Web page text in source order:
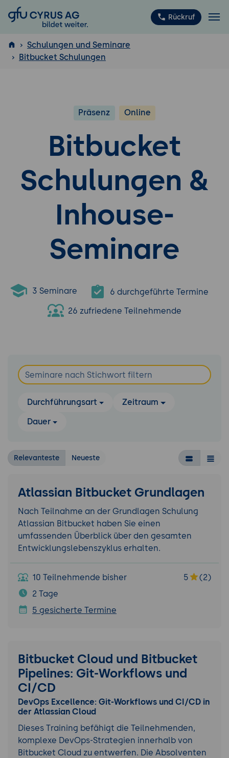
GFU Cyrus AG Rückruf
ISTQB
Schulungen und Seminare
Bitbucket Schulungen
Präsenz Online
Bitbucket
Schulungen &
Inhouse-
Seminare
3 Seminare
6 durchgeführte Termine
26 zufriedene Teilnehmende
Durchführungsart
Zeitraum
Dauer
Relevanteste Neueste
Atlassian Bitbucket Grundlagen
Nach Teilnahme an der Grundlagen Schulung
Atlassian Bitbucket haben Sie einen
umfassenden Überblick über den gesamten
Entwicklungslebenszyklus erhalten.
10 Teilnehmende bisher 5
(2)
2 Tage
5 gesicherte Termine
Bitbucket Cloud und Bitbucket
Pipelines: Git-Workflows und
CI/CD
DevOps Excellence: Git-Workflows und CI/CD in
der Atlassian Cloud
Dieses Training befähigt die Teilnehmenden,
komplexe DevOps-Strategien innerhalb von
Bitbucket Cloud zu entwerfen. Die Absolventen